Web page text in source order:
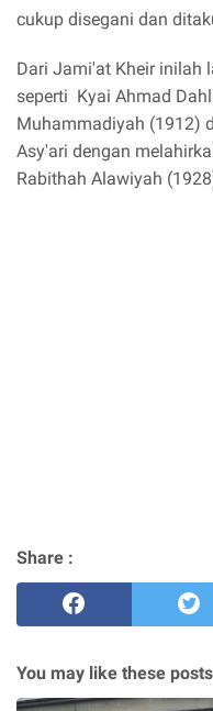
cukup disegani dan
Dari Jami'at Kheir inilah
seperti Kyai Ahmad
Muhammadiyah (1912)
Asy'ari dengan
Rabithah Alawiyah
Share :
You may like these